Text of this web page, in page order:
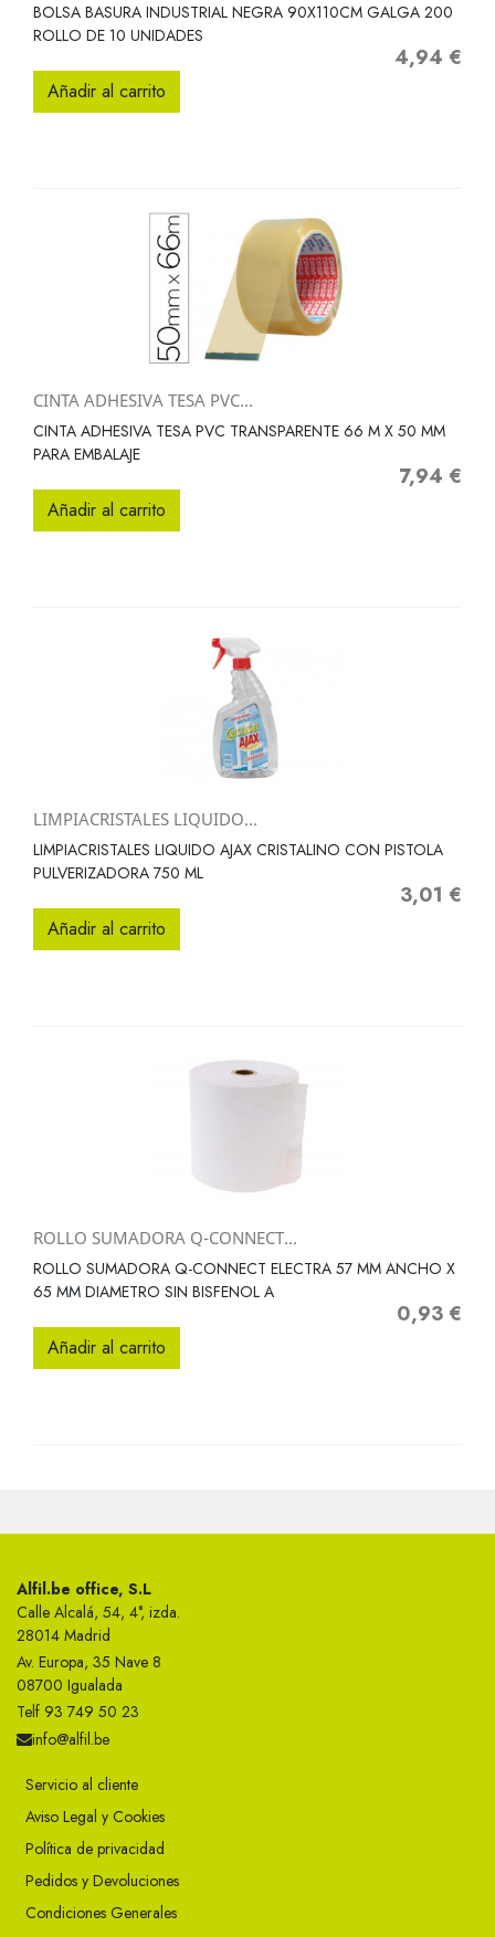
BOLSA BASURA INDUSTRIAL NEGRA 90X110CM GALGA 200
ROLLO DE 10 UNIDADES
Precio
4,94 €
Añadir al carrito
CINTA ADHESIVA TESA PVC...
CINTA ADHESIVA TESA PVC TRANSPARENTE 66 M X 50 MM
PARA EMBALAJE
Precio
7,94 €
Añadir al carrito
LIMPIACRISTALES LIQUIDO...
LIMPIACRISTALES LIQUIDO AJAX CRISTALINO CON PISTOLA
PULVERIZADORA 750 ML
Precio
3,01 €
Añadir al carrito
ROLLO SUMADORA Q-CONNECT...
ROLLO SUMADORA Q-CONNECT ELECTRA 57 MM ANCHO X
65 MM DIAMETRO SIN BISFENOL A
Precio
0,93 €
Añadir al carrito
Alfil.be office, S.L
Calle Alcalá, 54, 4°, izda.
28014 Madrid
Av. Europa, 35 Nave 8
08700 Igualada
Telf 93 749 50 23
info@alfil.be
Servicio al cliente
Aviso Legal y Cookies
Política de privacidad
Pedidos y Devoluciones
Condiciones Generales